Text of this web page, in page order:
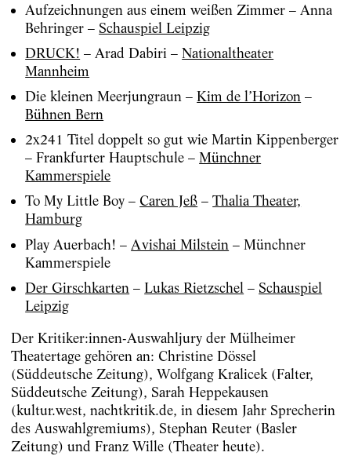
Aufzeichnungen aus einem weißen Zimmer – Anna
Behringer – Schauspiel Leipzig
DRUCK! – Arad Dabiri –Nationaltheater
Mannheim
Die kleinen Meerjungraun –Kim de l’Horizon –
Bühnen Bern
2x241 Titel doppelt so gut wie Martin Kippenberger
– Frankfurter Hauptschule –Münchner
Kammerspiele
To My Little Boy – Caren Jeß –Thalia Theater,
Hamburg
Play Auerbach! – Avishai Milstein – Münchner
Kammerspiele​
Der Girschkarten – Lukas Rietzschel – Schauspiel
Leipzig
Der Kritiker:innen-Auswahljury der Mülheimer
Theatertage gehören an: Christine Dössel
(Süddeutsche Zeitung), Wolfgang Kralicek (Falter,
Süddeutsche Zeitung), Sarah Heppekausen
(kultur.west, nachtkritik.de, in diesem Jahr Sprecherin
des Auswahlgremiums), Stephan Reuter (Basler
Zeitung) und Franz Wille (Theater heute).